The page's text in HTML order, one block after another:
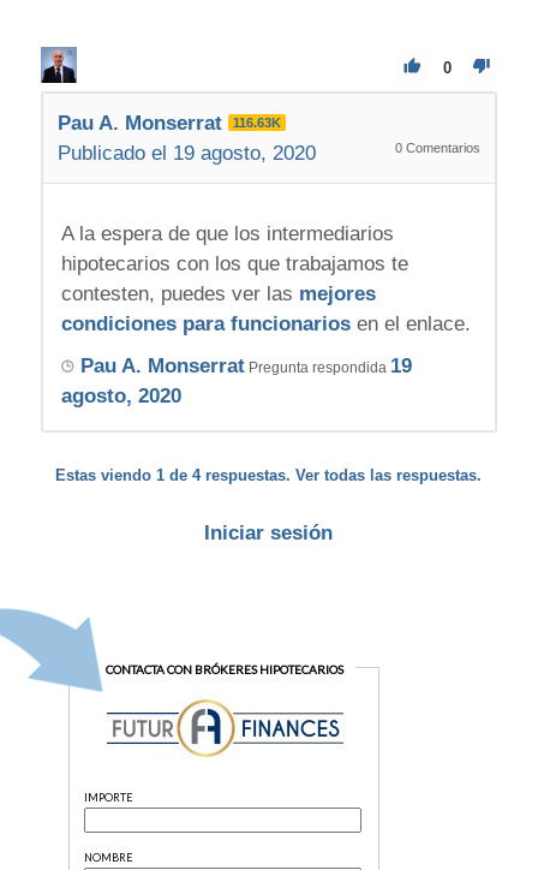
0
Pau A. Monserrat 116.63K
Publicado el 19 agosto, 2020 0 Comentarios
A la espera de que los intermediarios
hipotecarios con los que trabajamos te
contesten, puedes ver las mejores
condiciones para funcionariosen el enlace.
Pau A. MonserratPregunta respondida 19
agosto, 2020
Estas viendo 1 de 4 respuestas. Ver todas las respuestas.
Iniciar sesión